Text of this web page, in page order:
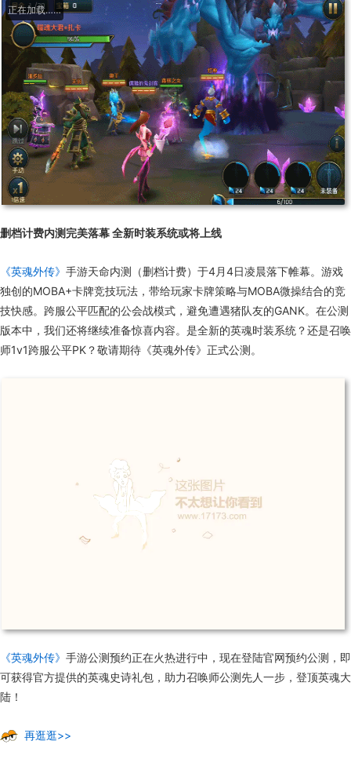
删档计费内测完美落幕 全新时装系统或将上线
《英魂外传》 手游天命内测（删档计费）于4月4日凌晨落下帷幕。游戏
独创的MOBA+卡牌竞技玩法，带给玩家卡牌策略与MOBA微操结合的竞
技快感。跨服公平匹配的公会战模式，避免遭遇猪队友的GANK。在公测
版本中，我们还将继续准备惊喜内容。是全新的英魂时装系统？还是召唤
师1v1跨服公平PK？敬请期待《英魂外传》正式公测。
《英魂外传》 手游公测预约正在火热进行中，现在登陆官网预约公测，即
可获得官方提供的英魂史诗礼包，助力召唤师公测先人一步，登顶英魂大
陆！
再逛逛>>